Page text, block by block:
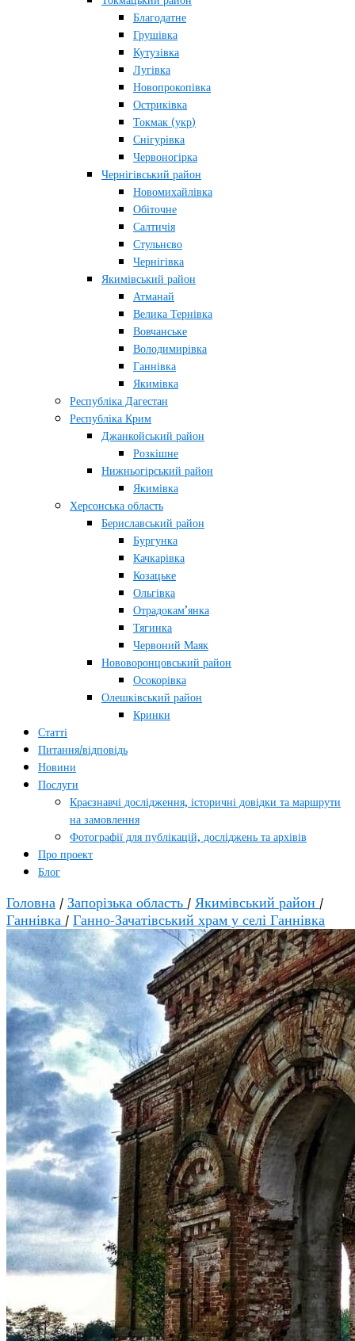
Благодатне
Грушівка
Кутузівка
Лугівка
Новопрокопівка
Остриківка
Токмак (укр)
Снігурівка
Червоногірка
Чернігівський район
Новомихайлівка
Обіточне
Салтичія
Стульнєво
Чернігівка
Якимівський район
Атманай
Велика Тернівка
Вовчанське
Володимирівка
Ганнівка
Якимівка
Республіка Дагестан
Республіка Крим
Джанкойський район
Розкішне
Нижньогірський район
Якимівка
Херсонська область
Бериславський район
Бургунка
Качкарівка
Козацьке
Ольгівка
Отрадокам’янка
Тягинка
Червоний Маяк
Нововоронцовський район
Осокорівка
Олешківський район
Кринки
Статті
Питання/відповідь
Новини
Послуги
Краєзнавчі дослідження, історичні довідки та маршрути
на замовлення
Фотографії для публікацій, досліджень та архівів
Про проект
Блог
Головна / Запорізька область / Якимівський район /
Ганнівка / Ганно-Зачатівський храм у селі Ганнівка